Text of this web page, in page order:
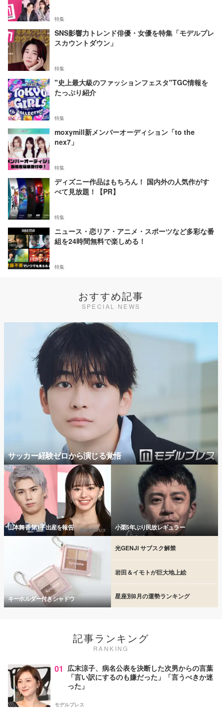
特集
SNS影響力トレンド俳優・女優を特集「モデルプレ
スカウントダウン」
特集
"史上最大級のファッションフェスタ"TGC情報を
たっぷり紹介
特集
moxymill新メンバーオーディション「to the
nex7」
特集
ディズニー作品はもちろん！ 国内外の人気作がす
べて見放題！【PR】
特集
ニュース・恋リア・アニメ・スポーツなど多彩な番
組を24時間無料で楽しめる！
特集
おすすめ記事
SPECIAL NEWS
サッカー経験ゼロから演じる覚悟
山本舞香 第1子出産を報告 小栗5年ぶり民放レギュラー
キーホルダー付きシャドウ
光GENJI サブスク解禁
岩田＆イモトが巨大地上絵
星座別8月の運勢ランキング
記事ランキング
RANKING
01 広末涼子、病名公表を決断した次男からの言葉
「言い訳にするのも嫌だった」「言うべきか迷
った」
モデルプレス